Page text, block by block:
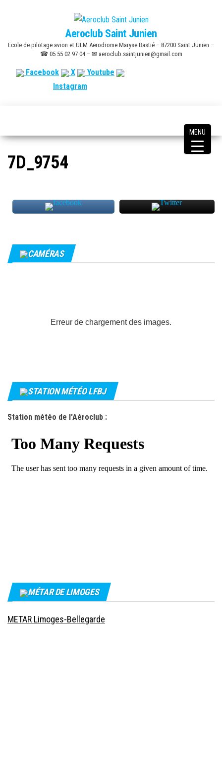
content
Aeroclub Saint Junien
Ecole de pilotage avion et ULM Aerodrome Maryse Bastié – 87200 Saint Junien –
☎ 05 55 02 97 04 – ✉ aeroclub.saintjunien@gmail.com
Facebook X
Youtube
Instagram
7D_9754
CAMÉRAS
Erreur de chargement des images.
STATION MÉTÉO LFBJ
Station météo de l'Aéroclub :
MÉTAR DE LIMOGES
METAR Limoges-Bellegarde
MENU